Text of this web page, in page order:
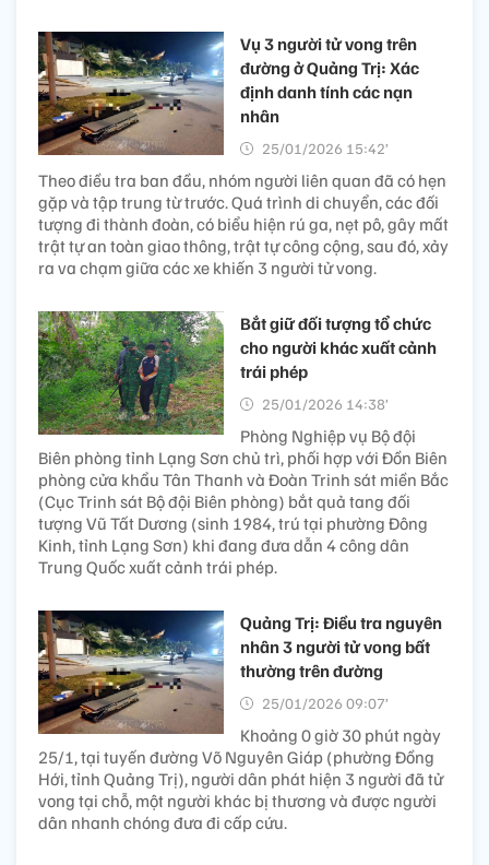
Vụ 3 người tử vong trên
đường ở Quảng Trị: Xác
định danh tính các nạn
nhân
25/01/2026 15:42’
Theo điều tra ban đầu, nhóm người liên quan đã có hẹn
gặp và tập trung từ trước. Quá trình di chuyển, các đối
tượng đi thành đoàn, có biểu hiện rú ga, nẹt pô, gây mất
trật tự an toàn giao thông, trật tự công cộng, sau đó, xảy
ra va chạm giữa các xe khiến 3 người tử vong.
Bắt giữ đối tượng tổ chức
cho người khác xuất cảnh
trái phép
25/01/2026 14:38’
Phòng Nghiệp vụ Bộ đội
Biên phòng tỉnh Lạng Sơn chủ trì, phối hợp với Đồn Biên
phòng cửa khẩu Tân Thanh và Đoàn Trinh sát miền Bắc
(Cục Trinh sát Bộ đội Biên phòng) bắt quả tang đối
tượng Vũ Tất Dương (sinh 1984, trú tại phường Đông
Kinh, tỉnh Lạng Sơn) khi đang đưa dẫn 4 công dân
Trung Quốc xuất cảnh trái phép.
Quảng Trị: Điều tra nguyên
nhân 3 người tử vong bất
thường trên đường
25/01/2026 09:07’
Khoảng 0 giờ 30 phút ngày
25/1, tại tuyến đường Võ Nguyên Giáp (phường Đồng
Hới, tỉnh Quảng Trị), người dân phát hiện 3 người đã tử
vong tại chỗ, một người khác bị thương và được người
dân nhanh chóng đưa đi cấp cứu.